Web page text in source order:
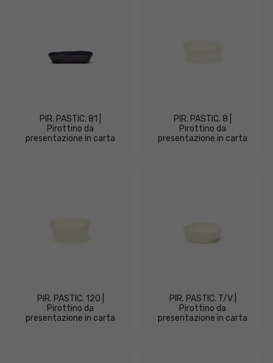
PIR. PASTIC. 81 |
Pirottino da
presentazione in carta
PIR. PASTIC. 8 |
Pirottino da
presentazione in carta
PIR. PASTIC. 120 |
Pirottino da
presentazione in carta
PIR. PASTIC. T/V |
Pirottino da
presentazione in carta